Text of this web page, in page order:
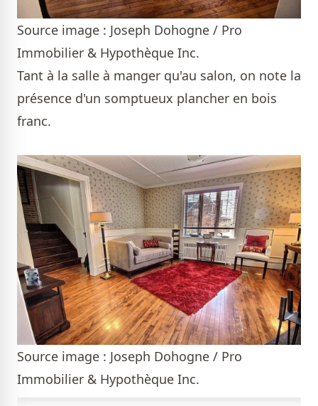
Source image : Joseph Dohogne / Pro
Immobilier & Hypothèque Inc.
Tant à la salle à manger qu'au salon, on note la
présence d'un somptueux plancher en bois
franc.
Source image : Joseph Dohogne / Pro
Immobilier & Hypothèque Inc.